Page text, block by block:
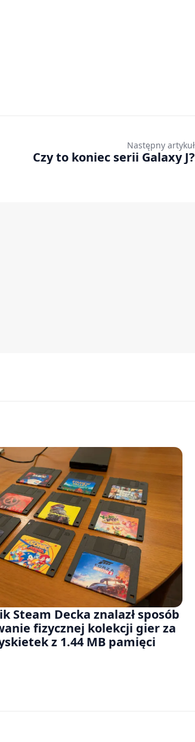
Następny artykuł
Czy to koniec serii Galaxy J?
Steam Decka znalazł sposób
fizycznej kolekcji gier za
z 1.44 MB pamięci